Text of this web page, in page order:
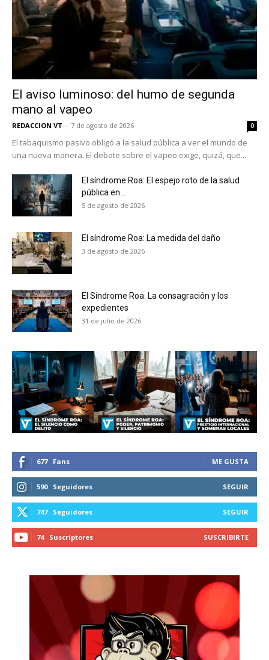
No te pierdas de las
últimas noticias
Suscríbete a nuestro boletín diario y
recibe todas las noticias del vapeo y la
reducción de daños en tu correo
electrónico.
receive all the news of vaping and
tobacco harm reduction in your email.
SUBSCRIBIRSE
El aviso luminoso: del humo de segunda
mano al vapeo
REDACCION VT - 7 de agosto de 2026 0
El tabaquismo pasivo obligó a la salud pública a ver el mundo de
una nueva manera. El debate sobre el vapeo exige, quizá, que...
El síndrome Roa: El espejo roto de la salud
pública en...
5 de agosto de 2026
El síndrome Roa: La medida del daño
3 de agosto de 2026
El Síndrome Roa: La consagración y los
expedientes
31 de julio de 2026
677 Fans ME GUSTA
590 Seguidores SEGUIR
747 Seguidores SEGUIR
74 Suscriptores SUSCRIBIRTE